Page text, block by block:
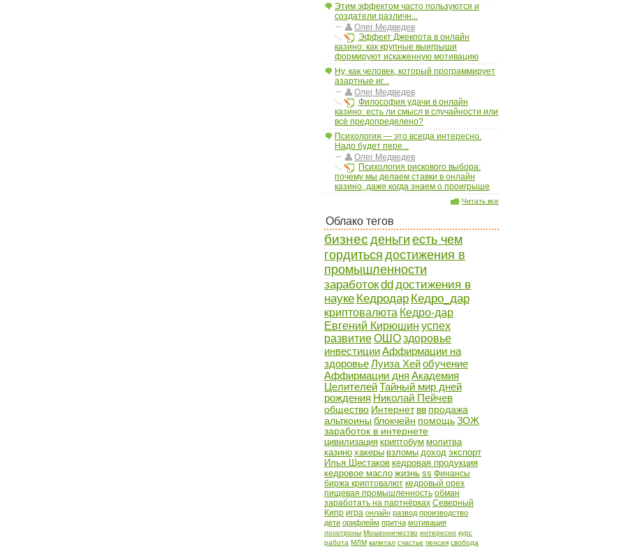
Этим эффектом часто пользуются и
создатели различн...
Олег Медведев
Эффект Джекпота в онлайн
казино: как крупные выигрыши
формируют искаженную мотивацию
Ну, как человек, который программирует
азартные иг...
Олег Медведев
Философия удачи в онлайн
казино: есть ли смысл в случайности или
всё предопределено?
Психология — это всегда интересно.
Надо будет пере...
Олег Медведев
Психология рискового выбора:
почему мы делаем ставки в онлайн
казино, даже когда знаем о проигрыше
Читать все
Облако тегов
бизнесденьгиесть чем
гордиться достижения в
промышленности
заработокdd достижения в
науке Кедродар Кедро_дар
криптовалюта Кедро-дар
Евгений Кирюшин успех
развитиеОШОздоровье
инвестицииАффирмации на
здоровьеЛуиза Хейобучение
Аффирмации дня Академия
ЦелителейТайный мир дней
рождения Николай Пейчев
общество Интернет вв продажа
альткоины блокчейн помощь ЗОЖ
заработок в интернете
цивилизация криптобум молитва
казино хакеры взломы доход экспорт
Илья Шестаков кедровая продукция
кедровое масло жизнь ss Финансы
биржа криптовалют кедровый орех
пищевая промышленность обман
заработать на партнёрках Северный
Кипр игра онлайн развод производство
дети орифлейм притча мотивация
лохотроны Мошенничество интересно курс
работа МЛМ капитал счастье пенсия свобода